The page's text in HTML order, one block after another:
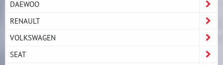
DAEWOO
RENAULT
VOLKSWAGEN
SEAT